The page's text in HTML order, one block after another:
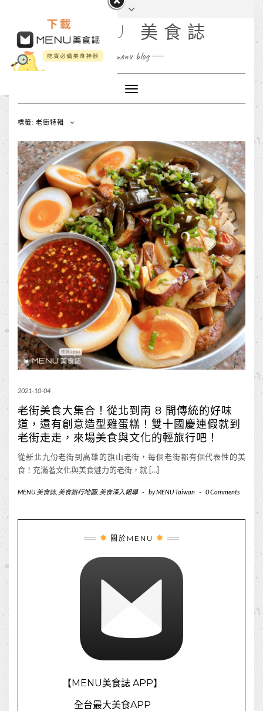
MENU 美食誌
menu blog
Toggle
Navigation
標籤: 老街特輯
2021-10-04
老街美食大集合！從北到南 8 間傳統的好味
道，還有創意造型雞蛋糕！雙十國慶連假就到
老街走走，來場美食與文化的輕旅行吧！
從新北九份老街到高雄的旗山老街，每個老街都有個代表性的美
食！充滿著文化與美食魅力的老街，就 […]
MENU 美食誌, 美食旅行地圖, 美食深入報導 - byMENU Taiwan - 0 Comments
關於MENU
【MENU美食誌 APP】
全台最大美食APP